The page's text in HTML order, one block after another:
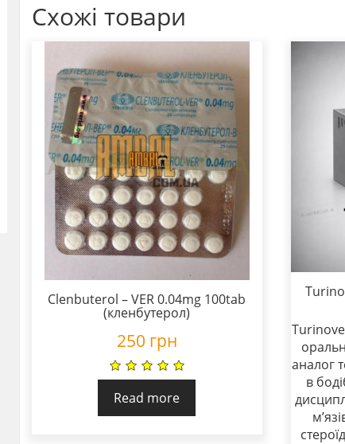
Схожі товари
Clenbuterol – VER 0.04mg 100tab
(кленбутерол)
250 грн
Read more
аналог
в